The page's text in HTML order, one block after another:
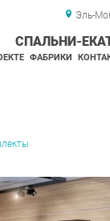
Эль-
СПАЛЬНИ-
ФАБРИКИ